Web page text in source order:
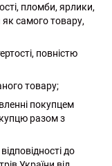
пломби, ярлики,
як самого товару,
повністю
товару;
покупцем
разом з
до